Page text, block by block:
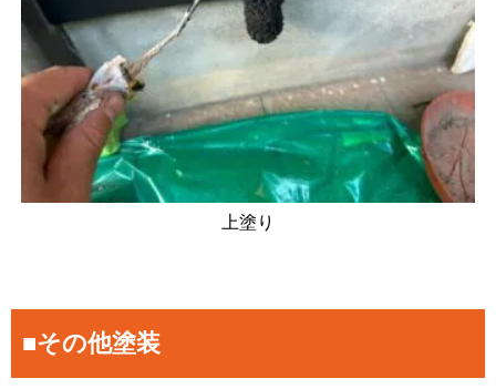
上塗り
■その他塗装